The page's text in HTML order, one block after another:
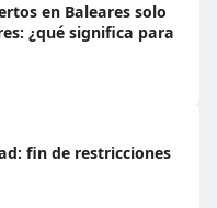
en Baleares solo
¿qué significa para
fin de restricciones